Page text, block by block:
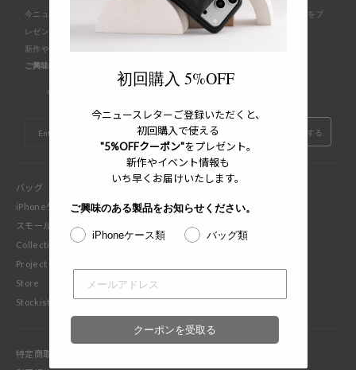
今ニュースレターにご登録いただくと、初回購入で使える"5%OFFクーポン"をプ
レゼント。
新作やイベント情報もいち早くお届けいたします。
ご興味のある製品をお知らせください。
iPhoneケース類
登録する
バッグ
iPhoneケース
スモールレザーグッズ
Collection
Project
Store
Stockist
特定商取引法に基づく表記
初回購入 5%OFF
今ニュースレターご登録いただくと、
初回購入で使える
"5%OFFクーポン"をプレゼント。
新作やイベント情報も
いち早くお届けいたします。
ご興味のある製品をお知らせください。
iPhoneケース類 バッグ類
クーポンを受取る